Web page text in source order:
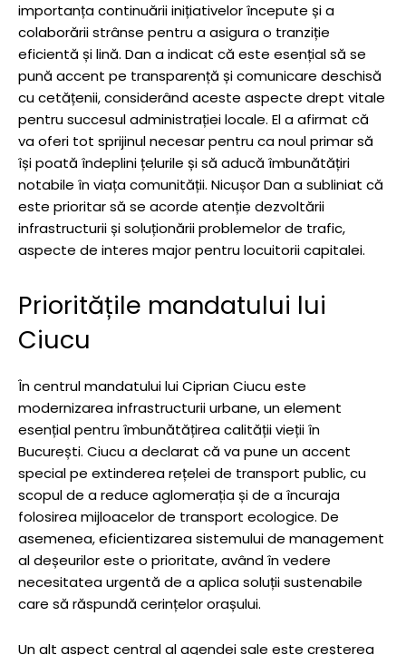
importanța continuării inițiativelor începute și a
colaborării strânse pentru a asigura o tranziție
eficientă și lină. Dan a indicat că este esențial să se
pună accent pe transparență și comunicare deschisă
cu cetățenii, considerând aceste aspecte drept vitale
pentru succesul administrației locale. El a afirmat că
va oferi tot sprijinul necesar pentru ca noul primar să
își poată îndeplini țelurile și să aducă îmbunătățiri
notabile în viața comunității. Nicușor Dan a subliniat că
este prioritar să se acorde atenție dezvoltării
infrastructurii și soluționării problemelor de trafic,
aspecte de interes major pentru locuitorii capitalei.
Prioritățile mandatului lui
Ciucu
În centrul mandatului lui Ciprian Ciucu este
modernizarea infrastructurii urbane, un element
esențial pentru îmbunătățirea calității vieții în
București. Ciucu a declarat că va pune un accent
special pe extinderea rețelei de transport public, cu
scopul de a reduce aglomerația și de a încuraja
folosirea mijloacelor de transport ecologice. De
asemenea, eficientizarea sistemului de management
al deșeurilor este o prioritate, având în vedere
necesitatea urgentă de a aplica soluții sustenabile
care să răspundă cerințelor orașului.
Un alt aspect central al agendei sale este creșterea